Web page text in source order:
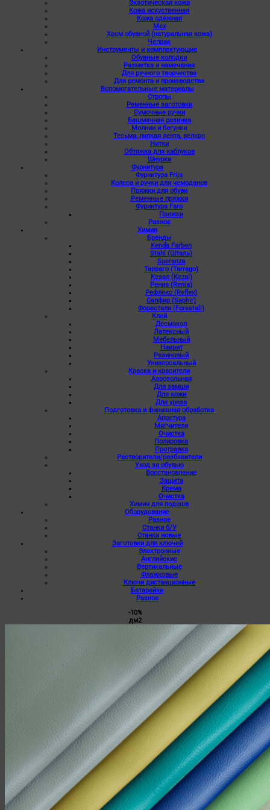
Экзотическая кожа
Кожа искуственная
Кожа одежная
Мех
Хром обувной (натуральная кожа)
Чепрак
Инструменты и комплектующие
Обувные колодки
Разметка и намечания
Для ручного творчества
Для ремонта и производства
Вспомогательные материалы
Стропы
Ременные заготовки
Сумочные ручки
Башмачная резинка
Молнии и бегунки
Тесьма, липкая лента, велкро
Нитки
Обтяжка для каблуков
Шнурки
Фурнитура
Фурнитура Frija
Колеса и ручки для чемоданов
Пряжки для обуви
Ременные пряжки
Фурнитура Faro
Пряжки
Разное
Химия
Бренды
Kenda Farben
Stahl (Шталь)
Speranza
Тарраго (Tarrago)
Кезал (Kezal)
Рениа (Renia)
Рефлекс (Reflex)
Сапфир (Saphir)
Форестали (Forestali)
Клей
Десмокол
Латексный
Мебельный
Наирит
Резиновый
Универсальный
Краска и красители
Аэрозольная
Для замши
Для кожи
Для уреза
Подготовка и финишная обработка
Апретура
Мягчители
Очистка
Полировка
Протравка
Растворители/разбавители
Уход за обувью
Восстановление
Защита
Крема
Очистка
Химия для подошв
Оборудование
Разное
Станки б/У
Станки новые
Заготовки для ключей
Электронные
Английские
Вертикальные
Флажковые
Ключи дистанционные
Батарейки
Разное
-10%
дм2